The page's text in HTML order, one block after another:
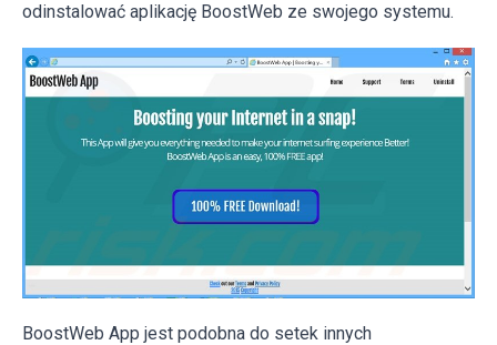
odinstalować aplikację BoostWeb ze swojego systemu.
BoostWeb App jest podobna do setek innych